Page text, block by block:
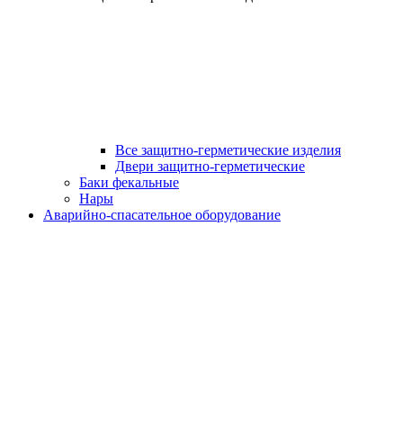
Все защитно-герметические изделия
Двери защитно-герметические
Баки фекальные
Нары
Аварийно-спасательное оборудование